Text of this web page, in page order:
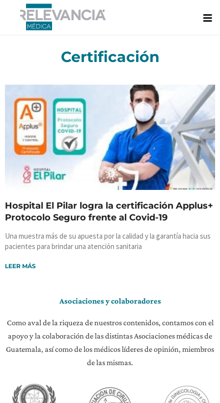
contenido
Certificación
Hospital El Pilar logra la certificación Applus+
Protocolo Seguro frente al Covid-19
Una muestra más de su apuesta por la calidad y la garantía hacia sus
pacientes para brindar una atención sanitaria
LEER MÁS
Asociaciones y colaboradores
Como aval de la riqueza de nuestros contenidos, contamos con el
apoyo y la colaboración de las distintas Asociaciones médicas de
Guatemala, así como de los médicos líderes de opinión, miembros
de las mismas.